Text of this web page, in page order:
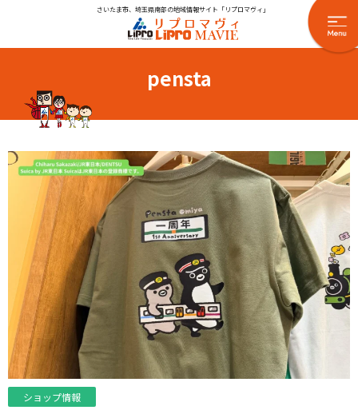
さいたま市、埼玉県南部の地域情報サイト「リプロマヴィ」
pensta
ショップ情報